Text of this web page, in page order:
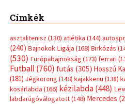
Címkék
asztalitenisz (130) atlétika (144)
(240) Bajnokok Ligája (168) Birkózás
(530) Európabajnokság (173) ferrari
Futball (760) futás (305) Hosszú
(181) Jégkorong (148) kajakkenu (138)
kosárlabda (166) kézilabda(448)
labdarúgóválogatott(148) Mercedes